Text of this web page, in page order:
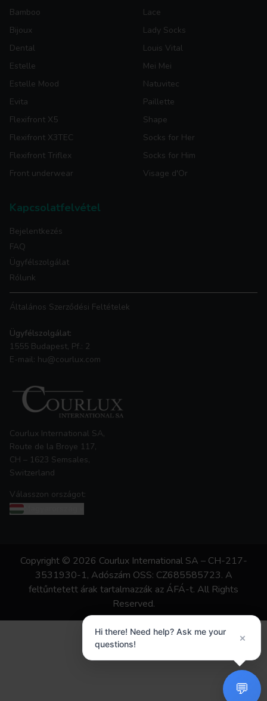
Bamboo
Bijoux
Dental
Estelle
Estelle Mood
Evita
Flexifront X5
Flexifront X3TEC
Flexifront Triflex
Front underwear
Lace
Lady Socks
Louis Vital
Mei Mei
Natuvitec
Paillette
Shape
Socks for Her
Socks for Him
Visage d'Or
Kapcsolatfelvétel
Bejelentkezés
FAQ
Ügyfélszolgálat
Rólunk
Általános Szerződési Feltételek
Ügyfélszolgálat:
1555 Budapest, Pf.: 2
E-mail: hu@courlux.com
Courlux International SA,
Route de la Broye 117,
CH – 1623 Semsales,
Switzerland
Válasszon országot:
Copyright © 2026 Courlux International SA – CH-217-
3531930-1, Adószám OSS: CZ685585723. A
feltűntetett árak tartalmazzák az ÁFÁ-t. All Rights
Reserved.
💬
Hi there! Need help? Ask me your
questions!
×